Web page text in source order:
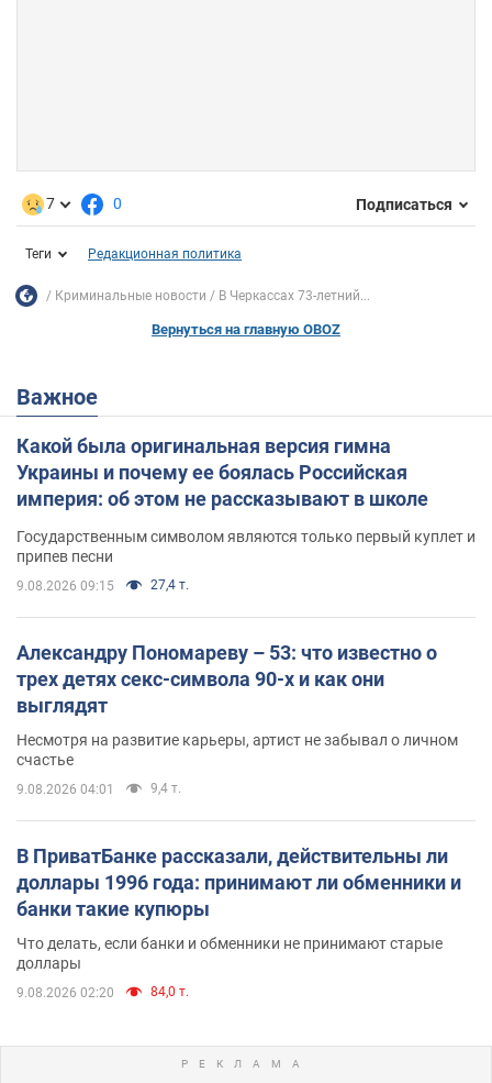
7 0 Подписаться
Теги Редакционная политика
Криминальные новости В Черкассах 73-летний...
Вернуться на главную OBOZ
Важное
Какой была оригинальная версия гимна
Украины и почему ее боялась Российская
империя: об этом не рассказывают в школе
Государственным символом являются только первый куплет и
припев песни
9.08.2026 09:15 27,4 т.
Александру Пономареву – 53: что известно о
трех детях секс-символа 90-х и как они
выглядят
Несмотря на развитие карьеры, артист не забывал о личном
счастье
9.08.2026 04:01 9,4 т.
В ПриватБанке рассказали, действительны ли
доллары 1996 года: принимают ли обменники и
банки такие купюры
Что делать, если банки и обменники не принимают старые
доллары
9.08.2026 02:20 84,0 т.